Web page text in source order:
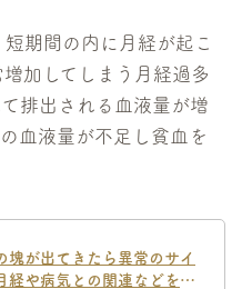
期間の内に月経が起こ
加してしまう月経過多
排出される血液量が増
血液量が不足し貧血を
塊が出てきたら異常のサイ
経や病気との関連などを解